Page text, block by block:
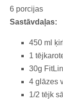
6 porcijas
Sastāvdaļas:
450 ml
1
30g
4 glāzes
1/2 tējk